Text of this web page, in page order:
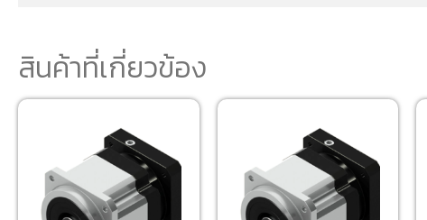
สินค้าที่เกี่ยวข้อง